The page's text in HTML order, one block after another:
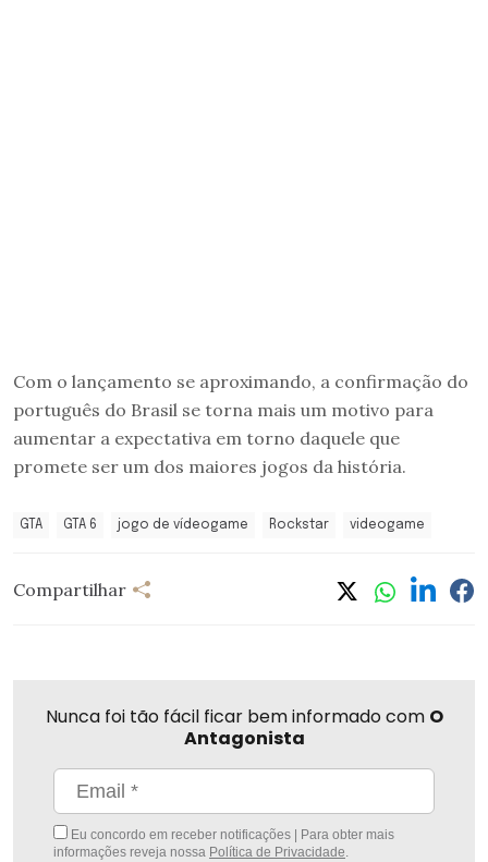
Com o lançamento se aproximando, a confirmação do
português do Brasil se torna mais um motivo para
aumentar a expectativa em torno daquele que
promete ser um dos maiores jogos da história.
GTA GTA 6 jogo de vídeogame Rockstar videogame
Compartilhar
Nunca foi tão fácil ficar bem informado com O
Antagonista
Eu concordo em receber notificações | Para obter mais
informações reveja nossa Política de Privacidade.